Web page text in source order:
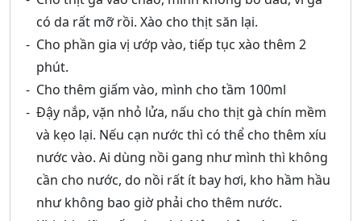
có da rất mỡ rồi. Xào cho thịt săn lại.
Cho phần gia vị ướp vào, tiếp tục xào thêm 2
phút.
Cho thêm giấm vào, mình cho tầm 100ml
Đậy nắp, vặn nhỏ lửa, nấu cho thịt gà chín mềm
và kẹo lại. Nếu cạn nước thì có thể cho thêm xíu
nước vào. Ai dùng nồi gang như mình thì không
cần cho nước, do nồi rất ít bay hơi, kho hầm hầu
như không bao giờ phải cho thêm nước.